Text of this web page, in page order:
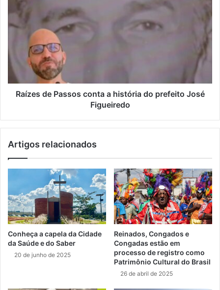
Raízes de Passos conta a história do prefeito José
Figueiredo
Artigos relacionados
Conheça a capela da Cidade
da Saúde e do Saber
20 de junho de 2025
Reinados, Congados e
Congadas estão em
processo de registro como
Patrimônio Cultural do Brasil
26 de abril de 2025